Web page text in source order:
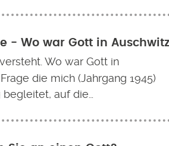
- Wo war Gott in
Wo war Gott in
die mich (Jahrgang 1945)
auf die…